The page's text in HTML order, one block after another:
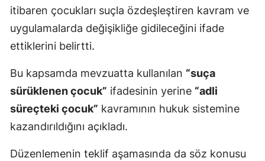
itibaren çocukları suçla özdeşleştiren kavram ve
uygulamalarda değişikliğe gidileceğini ifade
ettiklerini belirtti.
Bu kapsamda mevzuatta kullanılan “suça
sürüklenen çocuk” ifadesinin yerine “adli
süreçteki çocuk” kavramının hukuk sistemine
kazandırıldığını açıkladı.
Düzenlemenin teklif aşamasında da söz konusu